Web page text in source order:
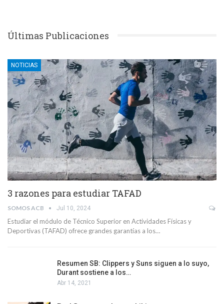
Últimas Publicaciones
NOTICIAS
3 razones para estudiar TAFAD
SOMOS ACB Jul 10, 2024
Estudiar el módulo de Técnico Superior en Actividades Físicas y
Deportivas (TAFAD) ofrece grandes garantías a los…
Resumen SB: Clippers y Suns siguen a lo suyo,
Durant sostiene a los…
Abr 14, 2021